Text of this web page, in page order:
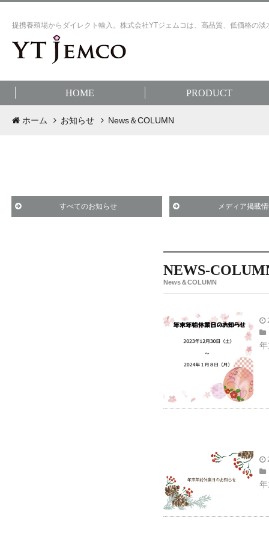
提携養殖場からダイレクト輸入。株式会社YTジェムコは、高品質、低価格の
HOME PRODUCT
ホーム お知らせ News＆COLUMN
すべてのお知らせ メディア掲載
NEWS-
News＆COLUMN